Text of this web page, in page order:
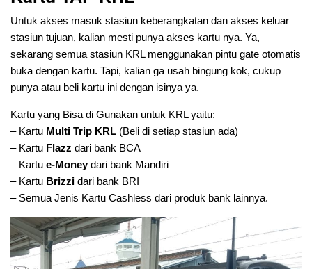
Untuk akses masuk stasiun keberangkatan dan akses keluar
stasiun tujuan, kalian mesti punya akses kartu nya. Ya,
sekarang semua stasiun KRL menggunakan pintu gate otomatis
buka dengan kartu. Tapi, kalian ga usah bingung kok, cukup
punya atau beli kartu ini dengan isinya ya.
Kartu yang Bisa di Gunakan untuk KRL yaitu:
– Kartu Multi Trip KRL (Beli di setiap stasiun ada)
– Kartu Flazz dari bank BCA
– Kartu e-Moneydari bank Mandiri
– Kartu Brizzi dari bank BRI
– Semua Jenis Kartu Cashless dari produk bank lainnya.